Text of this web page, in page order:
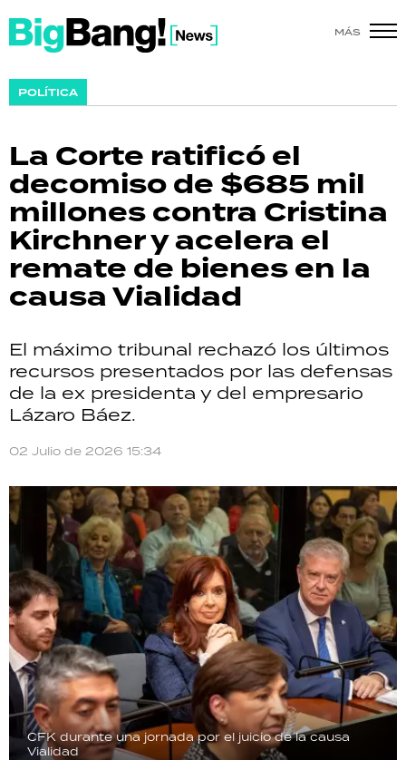
MÁS
POLÍTICA
La Corte ratificó el
decomiso de $685 mil
millones contra Cristina
Kirchner y acelera el
remate de bienes en la
causa Vialidad
El máximo tribunal rechazó los últimos
recursos presentados por las defensas
de la ex presidenta y del empresario
Lázaro Báez.
02 Julio de 2026 15:34
CFK durante una jornada por el juicio de la causa
Vialidad
SHOW
ACTUALIDAD
POLICIALES
ECONOMÍA
GRAN HERMANO
SALUD
DEPORTES
TECNOLOGÍA
RECETAS
PALABRAS
HORÓSCOPO
Seguinos